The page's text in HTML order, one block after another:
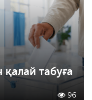
табуға
96